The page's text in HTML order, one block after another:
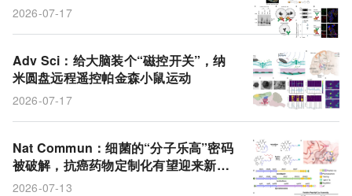
骨质疏松症
CD20抗原
AI
mRNA疫苗
脑部刺激 纳米圆盘
罗米地辛
菌株改造
结构预测 树突状细胞
小鼠模型
靶向抗体
核酸适配体
EV-SELEX
2026-07-17
Adv Sci：给大脑装个“磁控开关”，纳
米圆盘远程遥控帕金森小鼠运动
2026-07-17
Nat Commun：细菌的“分子乐高”密码
被破解，抗癌药物定制化有望迎来新纪
元
2026-07-13